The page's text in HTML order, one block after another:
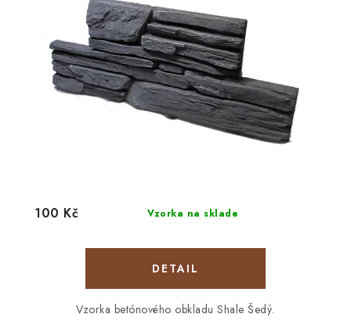
Vzorka na sklade
100 Kč
DETAIL
Vzorka betónového obkladu Shale Šedý.